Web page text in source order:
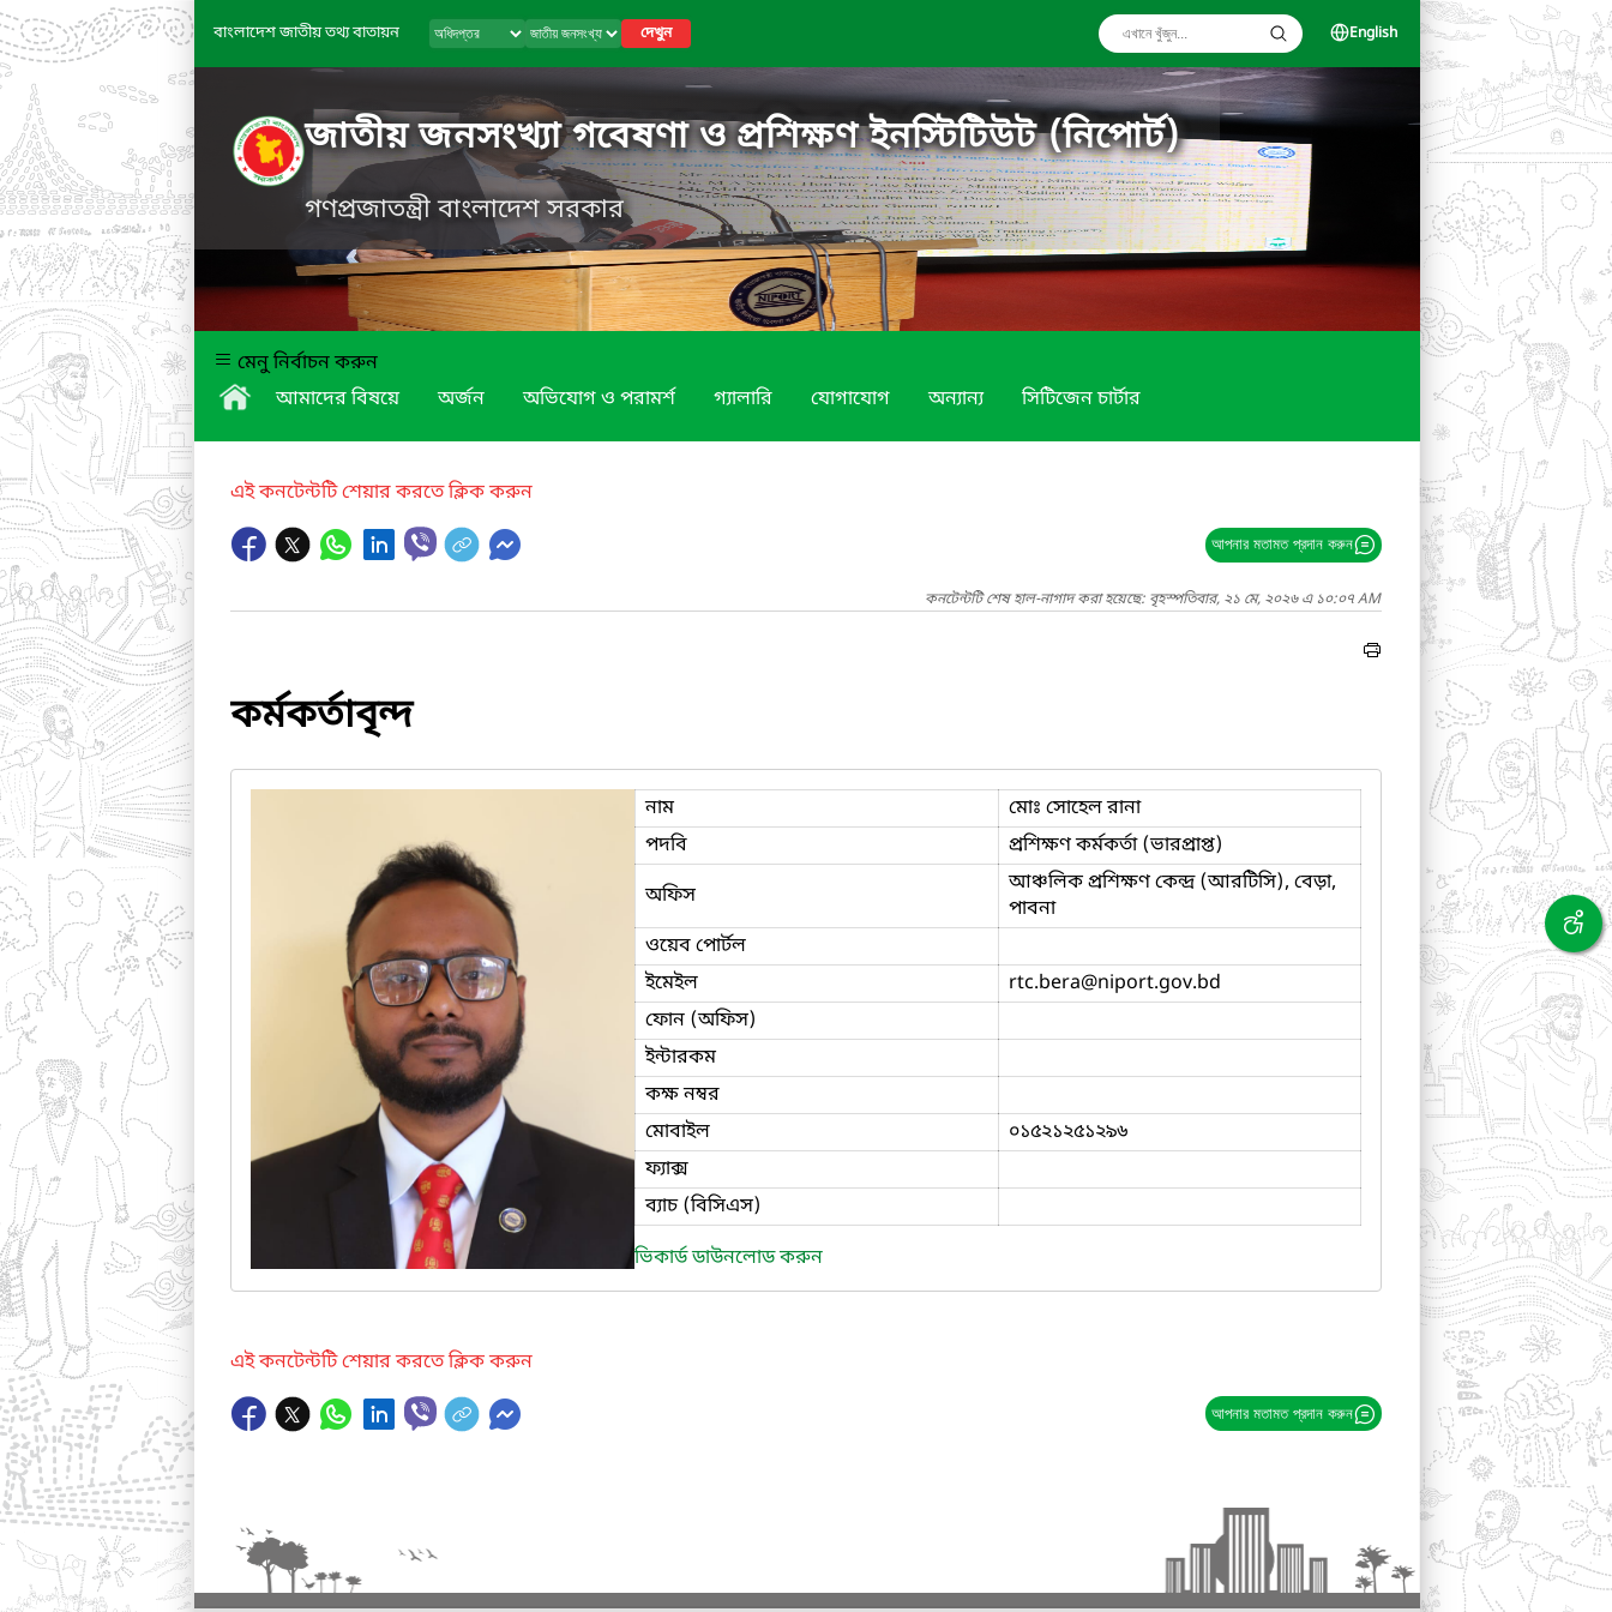
বাংলাদেশ জাতীয় তথ্য বাতায়ন দেখুন English
জাতীয় জনসংখ্যা গবেষণা ও প্রশিক্ষণ ইনস্টিটিউট (নিপোর্ট)
গণপ্রজাতন্ত্রী বাংলাদেশ সরকার
মেনু নির্বাচন করুন
আমাদের বিষয়ে
অর্জন অভিযোগ ও পরামর্শ গ্যালারি যোগাযোগ অন্যান্য সিটিজেন চার্টার
এই কনটেন্টটি শেয়ার করতে ক্লিক করুন
আপনার মতামত প্রদান করুন
কনটেন্টটি শেষ হাল-নাগাদ করা হয়েছে: বৃহস্পতিবার, ২১ মে, ২০২৬ এ ১০:০৭ AM
কর্মকর্তাবৃন্দ
নাম
মোঃ সোহেল রানা
পদবি
প্রশিক্ষণ কর্মকর্তা (ভারপ্রাপ্ত)
অফিস
আঞ্চলিক প্রশিক্ষণ কেন্দ্র (আরটিসি), বেড়া,
পাবনা
ওয়েব পোর্টল
ইমেইল
rtc.bera@niport.gov.bd
ফোন (অফিস)
ইন্টারকম
কক্ষ নম্বর
মোবাইল
০১৫২১২৫১২৯৬
ফ্যাক্স
ব্যাচ (বিসিএস)
ভিকার্ড ডাউনলোড করুন
এই কনটেন্টটি শেয়ার করতে ক্লিক করুন
আপনার মতামত প্রদান করুন